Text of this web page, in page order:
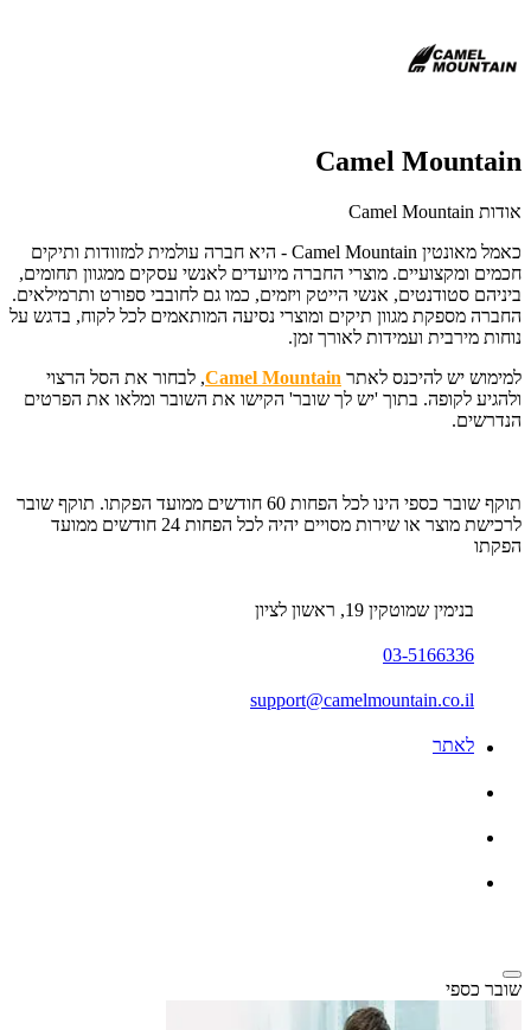
Camel Mountain
אודות Camel Mountain
כאמל מאונטין Camel Mountain - היא חברה עולמית למזוודות ותיקים
חכמים ומקצועיים. מוצרי החברה מיועדים לאנשי עסקים ממגוון תחומים,
ביניהם סטודנטים, אנשי הייטק ויזמים, כמו גם לחובבי ספורט ותרמילאים.
החברה מספקת מגוון תיקים ומוצרי נסיעה המותאמים לכל לקוח, בדגש על
נוחות מירבית ועמידות לאורך זמן.
למימוש יש להיכנס לאתר Camel Mountain, לבחור את הסל הרצוי
ולהגיע לקופה. בתוך 'יש לך שובר' הקישו את השובר ומלאו את הפרטים
הנדרשים.
תוקף שובר כספי הינו לכל הפחות 60 חודשים ממועד הפקתו. תוקף שובר
לרכישת מוצר או שירות מסויים יהיה לכל הפחות 24 חודשים ממועד
הפקתו
בנימין שמוטקין 19, ראשון לציון
03-5166336
support@camelmountain.co.il
לאתר
שובר כספי